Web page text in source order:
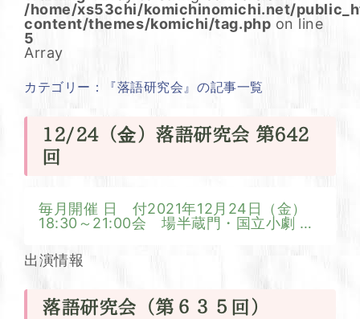
/home/xs53chi/komichinomichi.net/
content/themes/komichi/tag.php on line
5
Array
カテゴリー：『落語研究会』の記事一覧
12/24（金）落語研究会 第642
回
毎月開催 日 付2021年12月24日（金）
18:30～21:00会 場半蔵門・国立小劇 …
出演情報
落語研究会（第６３５回）